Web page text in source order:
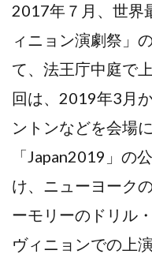
2017年７月、世界
ィニョン演劇祭」
て、法王庁中庭で
回は、2019年3月
ントンなどを会場
「Japan2019」の
け、ニューヨーク
ーモリーのドリル
ヴィニョンでの上